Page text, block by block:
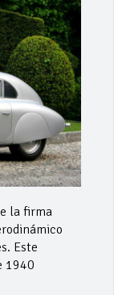
la firma
Este
1940